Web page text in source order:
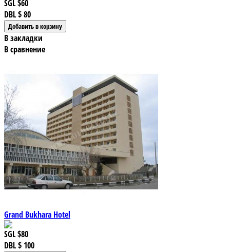
SGL$60
DBL$ 80
В закладки
В сравнение
Grand Bukhara Hotel
SGL$80
DBL$ 100